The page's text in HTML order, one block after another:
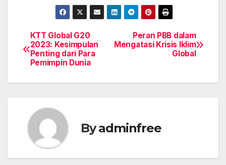
Post
navigation
Peran PBB dalam
Mengatasi Krisis Iklim
Global
KTT Global G20
2023: Kesimpulan
Penting dari Para
Pemimpin Dunia
Byadminfree